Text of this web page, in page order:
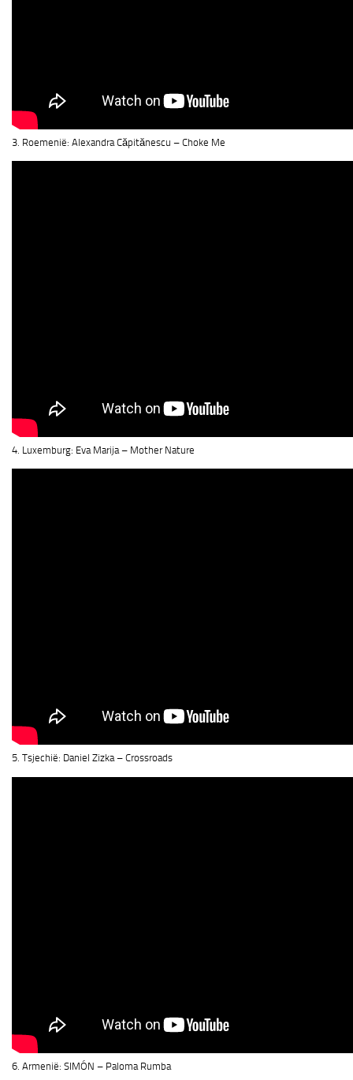
3. Roemenië: Alexandra Căpitănescu – Choke Me
4. Luxemburg: Eva Marija – Mother Nature
5. Tsjechië: Daniel Zizka – Crossroads
6. Armenië: SIMÓN – Paloma Rumba